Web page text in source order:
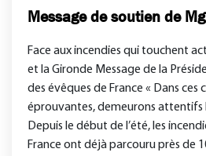
Message de soutien de
Face aux incendies qui touchent
et la Gironde Message de la
des évêques de France « Dans ces
éprouvantes, demeurons attentifs
Depuis le début de l’été, les
France ont déjà parcouru près de